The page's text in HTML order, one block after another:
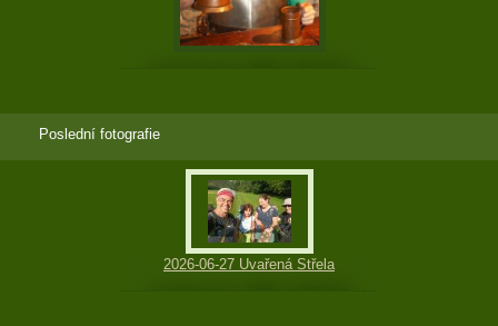
Poslední fotografie
2026-06-27 Uvařená Střela